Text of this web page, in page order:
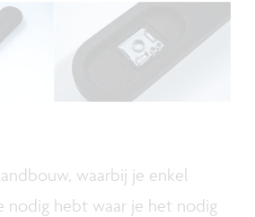
waarbij je enkel
nodig hebt waar je het nodig